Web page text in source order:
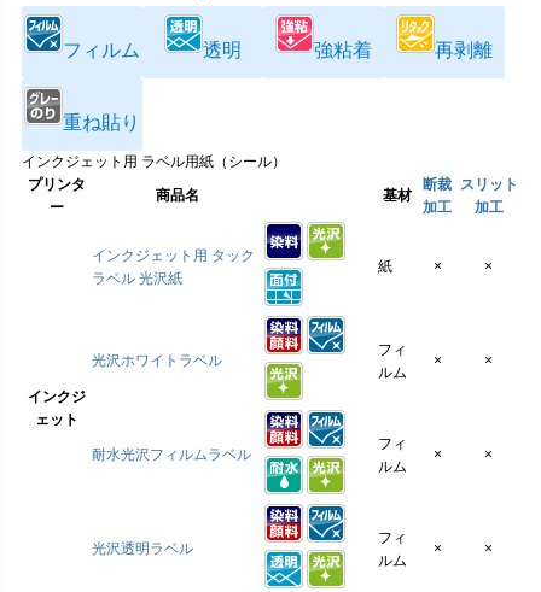
フィルム 透明 強粘着 再剥離
重ね貼り
インクジェット用 ラベル用紙（シール）
プリンタ
ー
商品名 基材
断裁
加工
スリット
加工
インクジ
ェット
インクジェット用 タック
ラベル 光沢紙
紙 × ×
光沢ホワイトラベル
フィ
ルム
× ×
耐水光沢フィルムラベル
フィ
ルム
× ×
光沢透明ラベル
フィ
ルム
× ×